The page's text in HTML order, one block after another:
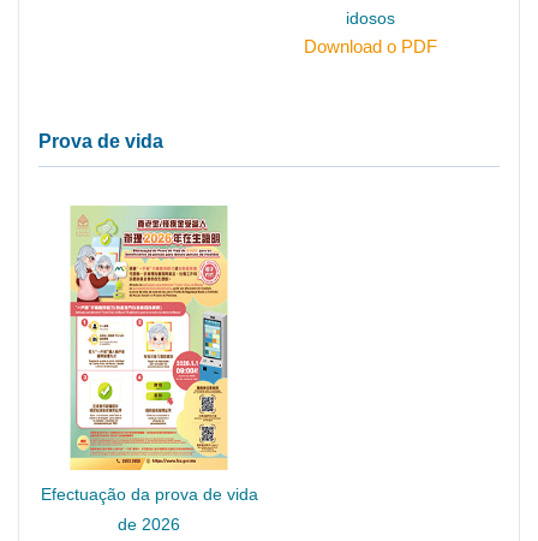
idosos
Download o PDF
Prova de vida
Efectuação da prova de vida
de 2026